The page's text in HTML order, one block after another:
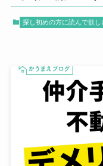
探し初めの方に読んで欲し